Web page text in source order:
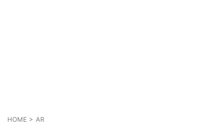
HOME > AR